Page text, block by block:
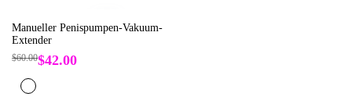
Manueller Penispumpen-Vakuum-
Extender
Regulärer
$60.00Verkaufspreis
$42.00
Schwarz